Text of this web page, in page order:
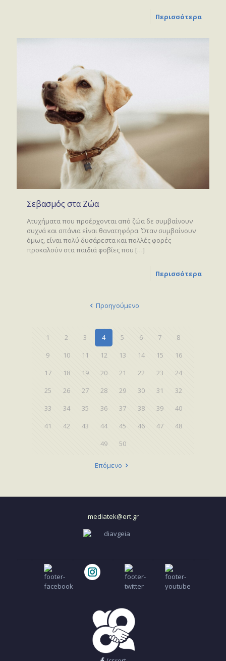
Περισσότερα
Σεβασμός στα Ζώα
Ατυχήματα που προέρχονται από ζώα δε συμβαίνουν
συχνά και σπάνια είναι θανατηφόρα. Όταν συμβαίνουν
όμως, είναι πολύ δυσάρεστα και πολλές φορές
προκαλούν στα παιδιά φοβίες που […]
Περισσότερα
Προηγούμενο
1 2 3 4 5 6 7
8
9
10 11 12 13 14 15
16
17
18 19 20 21 22 23
24
25
26 27 28 29 30 31
32
33
34 35 36 37 38 39
40
41
42 43 44 45 46 47
48
49
50
Επόμενο
mediatek@ert.gr